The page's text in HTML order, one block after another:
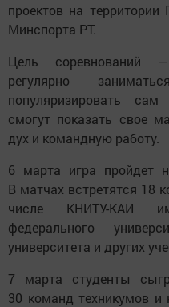
проектов на
Минспорта РТ.
Цель соревнований —
регулярно
популяризировать
смогут показать свое
дух и командную работу.
6 марта игра пройдет
В матчах встретятся 18
числе КНИТУ-КАИ
федерального
университета и других
7 марта студенты
30 команд техникумов